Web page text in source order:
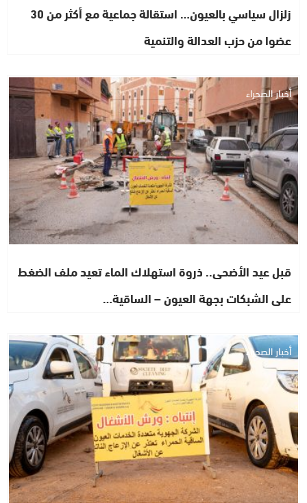
زلزال سياسي بالعيون… استقالة جماعية مع أكثر من 30
عضوا من حزب العدالة والتنمية
أخبار الصحراء
قبل عيد الأضحى.. ذروة استهلاك الماء تعيد ملف الضغط
على الشبكات بجهة العيون – الساقية…
أخبار الصحراء